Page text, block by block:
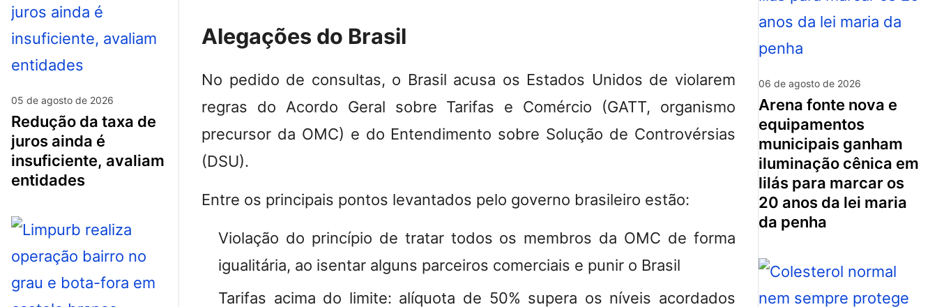
05 de agosto de 2026
redução da taxa de
juros ainda é
insuficiente, avaliam
entidades
Alegações do Brasil
No pedido de consultas, o Brasil acusa os Estados Unidos de violarem
regras do Acordo Geral sobre Tarifas e Comércio (GATT, organismo
precursor da OMC) e do Entendimento sobre Solução de Controvérsias
(DSU).
Entre os principais pontos levantados pelo governo brasileiro estão:
Violação do princípio de tratar todos os membros da OMC de forma
igualitária, ao isentar alguns parceiros comerciais e punir o Brasil
Tarifas acima do limite: alíquota de 50% supera os níveis acordados
06 de agosto de 2026
arena fonte nova e
equipamentos
municipais ganham
iluminação cênica em
lilás para marcar os
20 anos da lei maria
da penha